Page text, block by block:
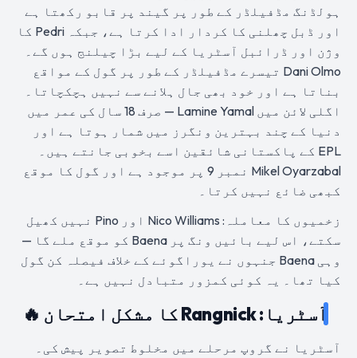
ہولڈنگ مڈفیلڈر کے طور پر گیند پر قابو رکھتا ہے
اور ڈبل چھلنی کا کردار ادا کرتا ہے، جبکہ Pedri کا
وژن اور ڈرائبل آسٹریا کے لیے بڑا چیلنج ہوں گے۔
Dani Olmo تیسرے مڈفیلڈر کے طور پر گول کے مواقع
بناتا ہے اور خود بھی جال ہلانے سے نہیں ہچکچاتا۔
اگلی لائن میں Lamine Yamal — صرف 18 سال کی عمر میں
دنیا کے چند بہترین ونگرز میں شمار ہوتا ہے اور
EPL کے پاکستانی شائقین اسے بخوبی جانتے ہیں۔
Mikel Oyarzabal نمبر 9 پر موجود ہے اور گول کا موقع
کبھی ضائع نہیں کرتا۔
زخمیوں کا معاملہ: Nico Williams اور Pino نہیں کھیل
سکتے، اس لیے بائیں ونگ پر Baena کو موقع ملے گا —
وہی Baena جنہوں نے یوراگوئے کے خلاف فیصلہ کن گول
کیا تھا۔ یہ کوئی کمزور متبادل نہیں ہے۔
آسٹریا: Rangnick کا مشکل امتحان 🔥
آسٹریا نے گروپ مرحلے میں مخلوط تصویر پیش کی۔